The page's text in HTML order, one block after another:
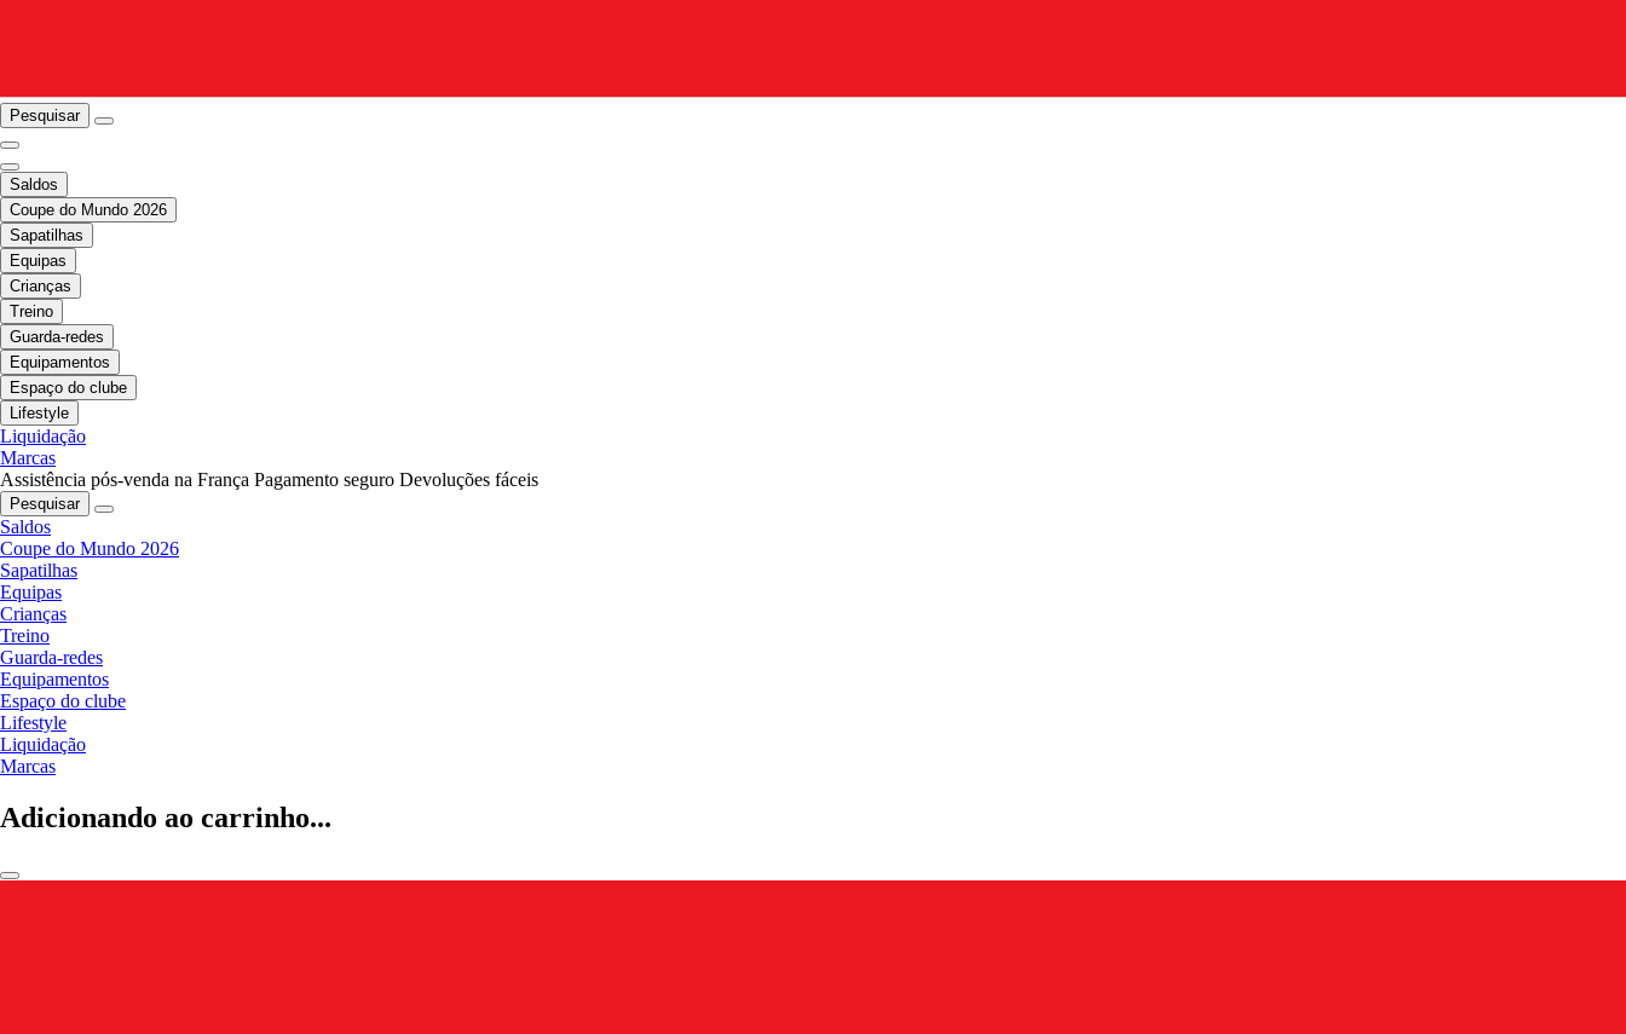
Pesquisar
Saldos
Coupe do Mundo 2026
Sapatilhas
Equipas
Crianças
Treino
Guarda-redes
Equipamentos
Espaço do clube
Lifestyle
Liquidação
Marcas
Assistência pós-venda na França Pagamento seguro Devoluções fáceis
Pesquisar
Saldos
Coupe do Mundo 2026
Sapatilhas
Equipas
Crianças
Treino
Guarda-redes
Equipamentos
Espaço do clube
Lifestyle
Liquidação
Marcas
Adicionando ao carrinho...